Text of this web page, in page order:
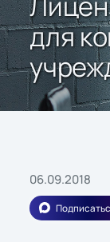
для
06.09.2018